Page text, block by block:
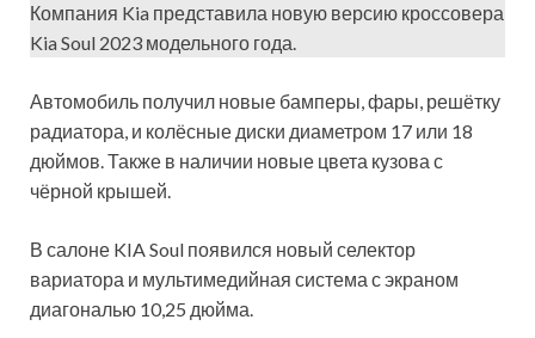
Компания Kia представила новую версию кроссовера
Kia Soul 2023 модельного года.
Автомобиль получил новые бамперы, фары, решётку
радиатора, и колёсные диски диаметром 17 или 18
дюймов. Также в наличии новые цвета кузова с
чёрной крышей.
В салоне KIA Soul появился новый селектор
вариатора и мультимедийная система с экраном
диагональю 10,25 дюйма.